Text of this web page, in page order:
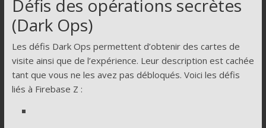
de
Call
of
Duty
Défis des opérations secrètes
(Dark Ops)
Les défis Dark Ops permettent d’obtenir des cartes de
visite ainsi que de l’expérience. Leur description est cachée
tant que vous ne les avez pas débloqués. Voici les défis
liés à Firebase Z :